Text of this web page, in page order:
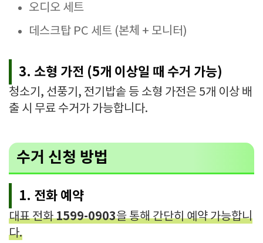
오디오 세트
데스크탑 PC 세트 (본체 + 모니터)
3. 소형 가전 (5개 이상일 때 수거 가능)
청소기, 선풍기, 전기밥솥 등 소형 가전은 5개 이상 배
출 시 무료 수거가 가능합니다.
수거 신청 방법
1. 전화 예약
대표 전화1599-0903을 통해 간단히 예약 가능합니
다.